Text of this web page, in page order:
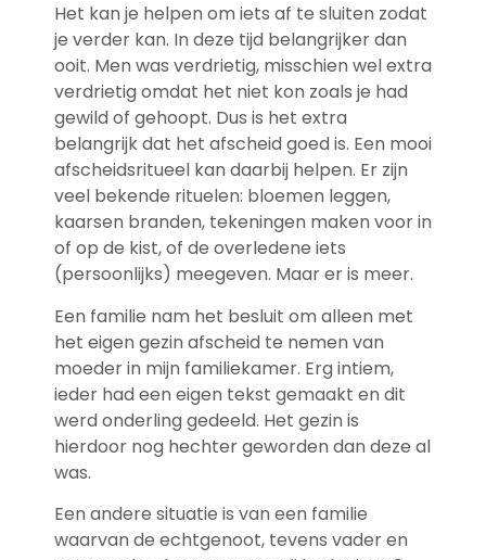
Het kan je helpen om iets af te sluiten zodat
je verder kan. In deze tijd belangrijker dan
ooit. Men was verdrietig, misschien wel extra
verdrietig omdat het niet kon zoals je had
gewild of gehoopt. Dus is het extra
belangrijk dat het afscheid goed is. Een mooi
afscheidsritueel kan daarbij helpen. Er zijn
veel bekende rituelen: bloemen leggen,
kaarsen branden, tekeningen maken voor in
of op de kist, of de overledene iets
(persoonlijks) meegeven. Maar er is meer.
Een familie nam het besluit om alleen met
het eigen gezin afscheid te nemen van
moeder in mijn familiekamer. Erg intiem,
ieder had een eigen tekst gemaakt en dit
werd onderling gedeeld. Het gezin is
hierdoor nog hechter geworden dan deze al
was.
Een andere situatie is van een familie
waarvan de echtgenoot, tevens vader en